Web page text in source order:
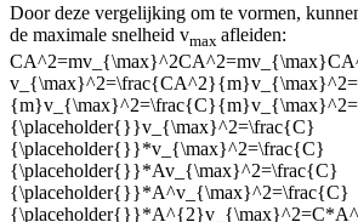
Door deze vergelijking om te vormen,
de maximale snelheid vmax afleiden:
{\placeholder{}}v_{\max}^2=\frac{C}
{\placeholder{}}*v_{\max}^2=\frac{C}
{\placeholder{}}*Av_{\max}^2=\frac{C}
{\placeholder{}}*A^v_{\max}^2=\frac{C}